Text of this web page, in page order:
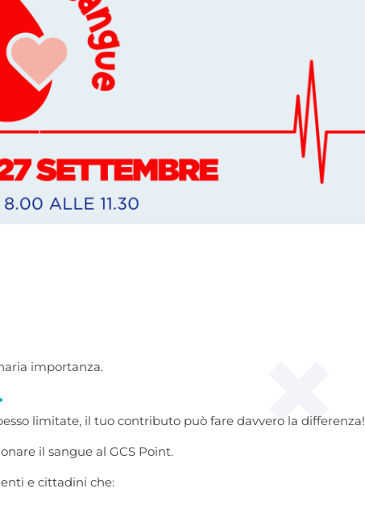
importanza.
limitate, il tuo contributo può fare davvero la differenza!
il sangue al GCS Point.
e cittadini che: